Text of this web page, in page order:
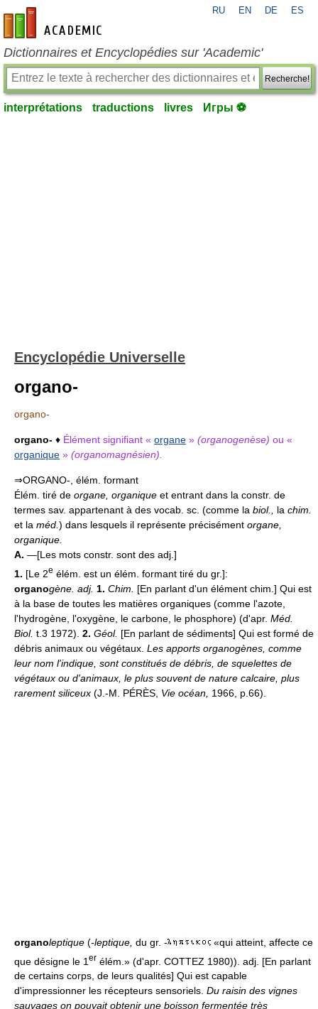
fr-academic.com
RU EN DE ES
Dictionnaires et Encyclopédies sur 'Academic'
Recherche!
interprétations traductions livres Игры ⚽
Encyclopédie Universelle
organo-
organo-
organo- ♦ Élément signifiant « organe » (organogenèse) ou «
organique » (organomagnésien).
⇒ORGANO-, élém. formant
Élém. tiré de organe, organique et entrant dans la constr. de
termes sav. appartenant à des vocab. sc. (comme la biol., la chim.
et la méd. ) dans lesquels il représente précisément organe,
organique.
A. —[Les mots constr. sont des adj.]
1. [Le 2e élém. est un élém. formant tiré du gr.]:
organogène. adj. 1. Chim. [En parlant d'un élément chim.] Qui est
à la base de toutes les matières organiques (comme l'azote,
l'hydrogène, l'oxygène, le carbone, le phosphore) (d'apr. Méd.
Biol. t.3 1972). 2. Géol. [En parlant de sédiments] Qui est formé de
débris animaux ou végétaux. Les apports organogènes, comme
leur nom l'indique, sont constitués de débris, de squelettes de
végétaux ou d'animaux, le plus souvent de nature calcaire, plus
rarement siliceux (J.-M. PÉRÈS, Vie océan, 1966, p.66).
organoleptique (-leptique, du gr. -
«qui atteint, affecte ce
que désigne le 1 er élém.» (d'apr. COTTEZ 1980)). adj. [En parlant
de certains corps, de leurs qualités] Qui est capable
d'impressionner les récepteurs sensoriels. Du raisin des vignes
sauvages on pouvait obtenir une boisson fermentée très